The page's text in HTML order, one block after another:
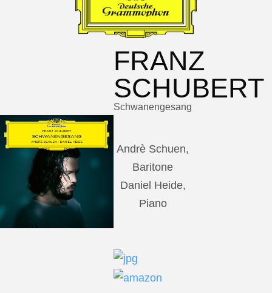
FRANZ
SCHUBERT
Schwanengesang
Andrè Schuen,
Baritone
Daniel Heide,
Piano